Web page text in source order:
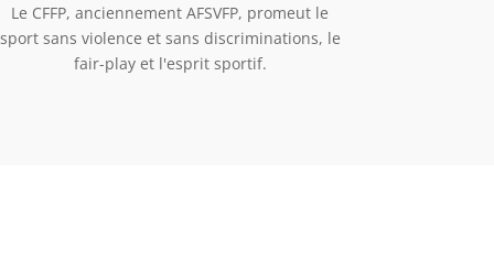
Le CFFP, anciennement AFSVFP, promeut le
sport sans violence et sans discriminations, le
fair-play et l'esprit sportif.